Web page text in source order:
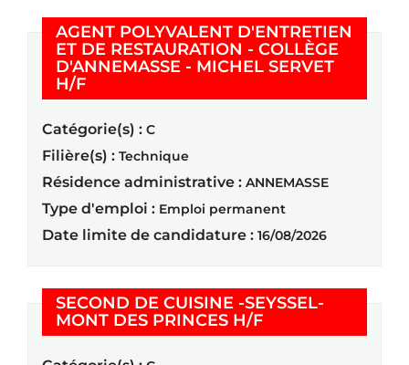
AGENT POLYVALENT D'ENTRETIEN
ET DE RESTAURATION - COLLÈGE
D'ANNEMASSE - MICHEL SERVET
H/F(Nouvelle fenêtre)
Catégorie(s) : C
Filière(s) : Technique
Résidence administrative : ANNEMASSE
Type d'emploi : Emploi permanent
Date limite de candidature : 16/08/2026
SECOND DE CUISINE -SEYSSEL-
MONT DES PRINCES H/F(Nouvelle